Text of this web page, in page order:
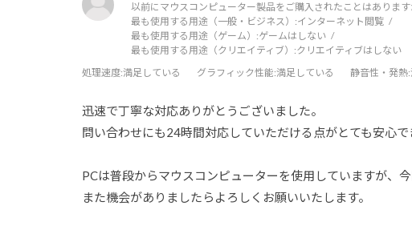
以前にマウスコンピューター製品をご購入されたことはあります
最も使用する用途（一般・ビジネス）:インターネット閲覧
最も使用する用途（ゲーム）:ゲームはしない
最も使用する用途（クリエイティブ）:クリエイティブはしない
処理速度:満足している グラフィック性能:満足している 静音性・発熱
迅速で丁寧な対応ありがとうございました。
問い合わせにも24時間対応していただける点がとても安心で
PCは普段からマウスコンピューターを使用していますが、
また機会がありましたらよろしくお願いいたします。